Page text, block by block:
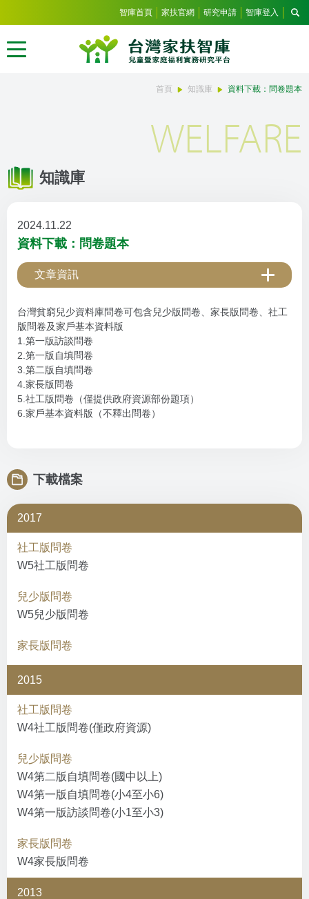
智庫首頁 家扶官網 研究申請 智庫登入
首頁 知識庫 資料下載：問卷題本
知識庫
WELFARE
2024.11.22
資料下載：問卷題本
文章資訊
台灣貧窮兒少資料庫問卷可包含兒少版問卷、家長版問卷、社工
版問卷及家戶基本資料版
1.第一版訪談問卷
2.第一版自填問卷
3.第二版自填問卷
4.家長版問卷
5.社工版問卷（僅提供政府資源部份題項）
6.家戶基本資料版（不釋出問卷）
下載檔案
2017
社工版問卷
W5社工版問卷
兒少版問卷
W5兒少版問卷
家長版問卷
2015
社工版問卷
W4社工版問卷(僅政府資源)
兒少版問卷
W4第二版自填問卷(國中以上)
W4第一版自填問卷(小4至小6)
W4第一版訪談問卷(小1至小3)
家長版問卷
W4家長版問卷
2013